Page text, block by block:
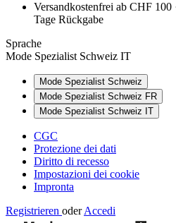
Versandkostenfrei ab CHF 100
Tage Rückgabe
Sprache
Mode Spezialist Schweiz IT
Mode Spezialist Schweiz
Mode Spezialist Schweiz FR
Mode Spezialist Schweiz IT
CGC
Protezione dei dati
Diritto di recesso
Impostazioni dei cookie
Impronta
Registrieren oder Accedi